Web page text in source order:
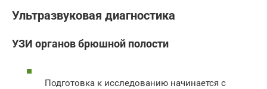
Ультразвуковая диагностика
УЗИ органов брюшной полости
Подготовка к исследованию начинается с